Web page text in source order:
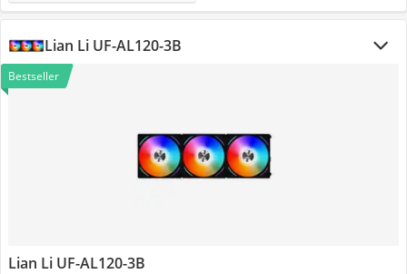
Lian Li ‎UF-AL120-3B
Bestseller
Lian Li ‎UF-AL120-3B